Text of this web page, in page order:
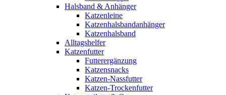
Halsband & Anhänger
Katzenleine
Katzenhalsbandanhänger
Katzenhalsband
Alltagshelfer
Katzenfutter
Futterergänzung
Katzensnacks
Katzen-Nassfutter
Katzen-Trockenfutter